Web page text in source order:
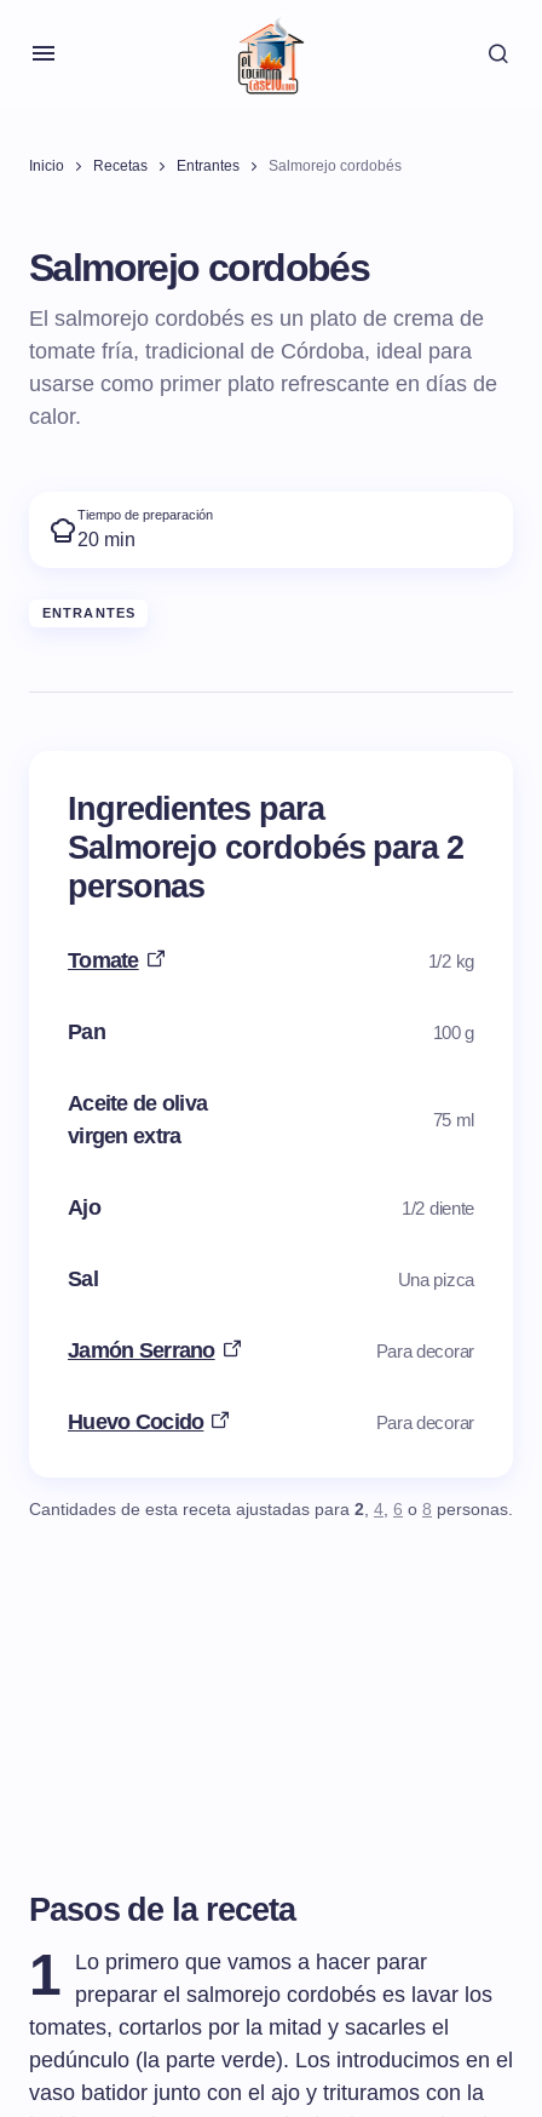
Inicio Recetas Entrantes Salmorejo cordobés
Salmorejo cordobés
El salmorejo cordobés es un plato de crema de
tomate fría, tradicional de Córdoba, ideal para
usarse como primer plato refrescante en días de
calor.
Tiempo de preparación
20 min
ENTRANTES
Ingredientes para
Salmorejo cordobés para 2
personas
Tomate 1/2 kg
Pan 100 g
Aceite de oliva
virgen extra
75 ml
Ajo 1/2 diente
Sal Una pizca
Jamón Serrano Para decorar
Huevo Cocido Para decorar
Cantidades de esta receta ajustadas para 2, 4, 6 o 8 personas.
Pasos de la receta
1
Lo primero que vamos a hacer parar
preparar el salmorejo cordobés es lavar los
tomates, cortarlos por la mitad y sacarles el
pedúnculo (la parte verde). Los introducimos en el
vaso batidor junto con el ajo y trituramos con la